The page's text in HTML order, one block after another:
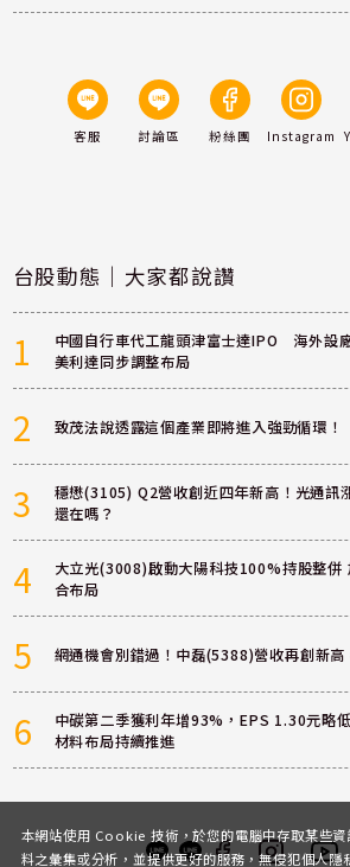
客服 討論區 粉絲團 Instagram
台股動態｜大家都說讚
1
中國自行車代工龍頭津富士達IPO 海外設
美利達同步調整布局
2 致茂法說透露這個產業即將進入強勁循環！
3
穩懋(3105) Q2營收創近四年新高！光通訊
還在嗎？
4
大立光(3008)啟動大陽科技100%持股整併
合布局
5 網通機會別錯過！中磊(5388)營收再創新高
6
中碳第二季獲利年增93%，EPS 1.30元略
材料布局持續推進
本網站使用 Cookie 技術，於您的電腦中存取某些資
料之彙集或分析，並提供更好的服務，無侵犯個人